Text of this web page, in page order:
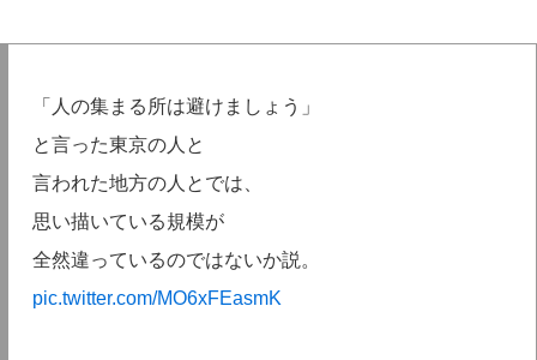
「人の集まる所は避けましょう」
と言った東京の人と
言われた地方の人とでは、
思い描いている規模が
全然違っているのではないか説。
pic.twitter.com/MO6xFEasmK